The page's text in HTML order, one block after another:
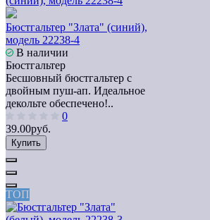
Бюстгальтер "Злата" (синий),
модель 22238-4
В наличии
Бюстгальтер
Бесшовный бюстгальтер с
двойным пуш-ап. Идеальное
декольте обеспечено!..
0
39.00руб.
Купить
ТОП